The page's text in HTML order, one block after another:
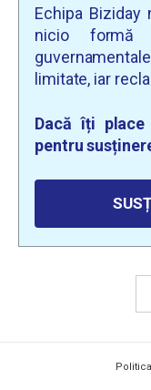
Echipa
nicio formă
limitate, iar
Dacă îți
pentru